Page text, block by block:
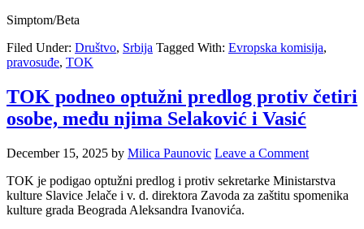
Simptom/Beta
Filed Under: Društvo, Srbija Tagged With: Evropska komisija,
pravosuđe, TOK
TOK podneo optužni predlog protiv četiri
osobe, među njima Selaković i Vasić
December 15, 2025 by Milica Paunovic Leave a Comment
TOK je podigao optužni predlog i protiv sekretarke Ministarstva
kulture Slavice Jelače i v. d. direktora Zavoda za zaštitu spomenika
kulture grada Beograda Aleksandra Ivanovića.